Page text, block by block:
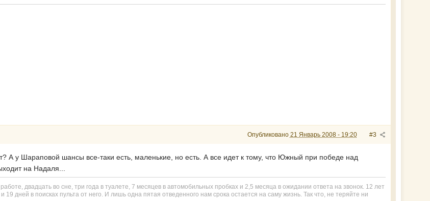
#3
Опубликовано 21 Январь 2008 - 19:20
А у Шараповой шансы все-таки есть, маленькие, но есть. А все идет к тому, что Южный при победе над
на Надаля...
двадцать во сне, три года в туалете, 7 месяцев в автомобильных пробках и 2,5 месяца в ожидании ответа на звонок. 12 лет
дней в поисках пульта от него. И лишь одна пятая отведенного нам срока остается на саму жизнь. Так что, не теряйте ни